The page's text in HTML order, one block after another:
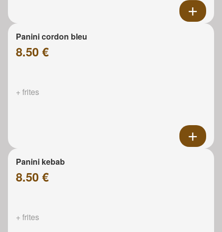
Panini cordon bleu
8.50 €
+ frites
Panini kebab
8.50 €
+ frites